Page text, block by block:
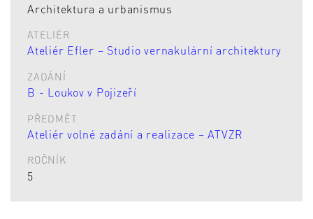
Architektura a urbanismus
ATELIÉR
Ateliér Efler – Studio vernakulární architektury
ZADÁNÍ
B - Loukov v Pojizeří
PŘEDMĚT
Ateliér volné zadání a realizace – ATVZR
ROČNÍK
5